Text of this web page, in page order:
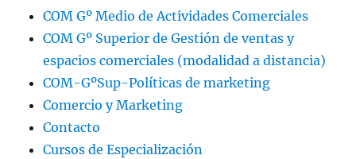
COM Gº Medio de Actividades Comerciales
COM Gº Superior de Gestión de ventas y
espacios comerciales (modalidad a distancia)
COM-GºSup-Políticas de marketing
Comercio y Marketing
Contacto
Cursos de Especialización